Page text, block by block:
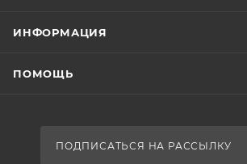
ИНФОРМАЦИЯ
ПОМОЩЬ
ПОДПИСАТЬСЯ НА РАССЫЛКУ